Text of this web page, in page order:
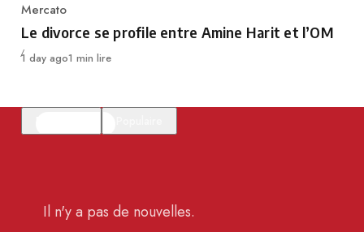
Category
Mercato
Le divorce se profile entre Amine Harit et l’OM
Publié
1 day ago1 min lire
Il n'y a pas de nouvelles.